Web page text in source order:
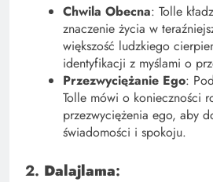
Chwila Obecna: Tolle
znaczenie życia w
większość ludzkiego
identyfikacji z myślami o
Przezwyciężanie Ego:
Tolle mówi o konieczności
przezwyciężenia ego, aby
świadomości i spokoju.
2. Dalajlama: